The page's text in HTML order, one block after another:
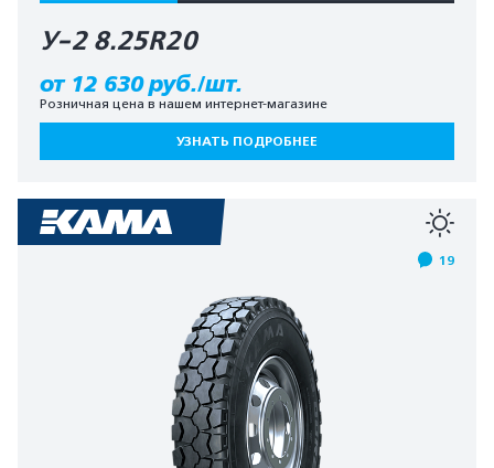
У-2 8.25R20
от 12 630 руб./шт.
Розничная цена в нашем интернет-магазине
УЗНАТЬ ПОДРОБНЕЕ
19